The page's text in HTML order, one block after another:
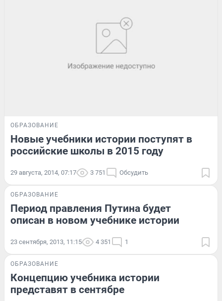
ОБРАЗОВАНИЕ
Новые учебники истории поступят в
российские школы в 2015 году
29 августа, 2014, 07:17 3 751 Обсудить
ОБРАЗОВАНИЕ
Период правления Путина будет
описан в новом учебнике истории
23 сентября, 2013, 11:15 4 351 1
ОБРАЗОВАНИЕ
Концепцию учебника истории
представят в сентябре